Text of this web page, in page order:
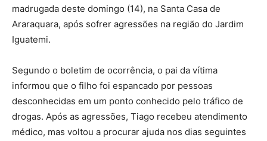
madrugada deste domingo (14), na Santa Casa de
Araraquara, após sofrer agressões na região do Jardim
Iguatemi.
Segundo o boletim de ocorrência, o pai da vítima
informou que o filho foi espancado por pessoas
desconhecidas em um ponto conhecido pelo tráfico de
drogas. Após as agressões, Tiago recebeu atendimento
médico, mas voltou a procurar ajuda nos dias seguintes